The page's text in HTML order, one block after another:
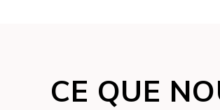
CE QUE